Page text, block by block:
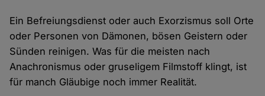
Ein Befreiungsdienst oder auch Exorzismus soll Orte
oder Personen von Dämonen, bösen Geistern oder
Sünden reinigen. Was für die meisten nach
Anachronismus oder gruseligem Filmstoff klingt, ist
für manch Gläubige noch immer Realität.